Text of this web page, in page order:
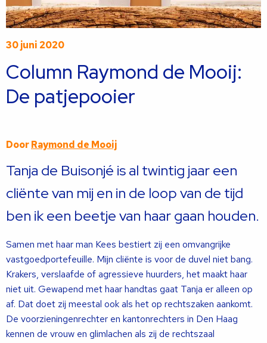
30 juni 2020
Column Raymond de Mooij:
De patjepooier
DoorRaymond de Mooij
Tanja de Buisonjé is al twintig jaar een
cliënte van mij en in de loop van de tijd
ben ik een beetje van haar gaan houden.
Samen met haar man Kees bestiert zij een omvangrijke
vastgoedportefeuille. Mijn cliënte is voor de duvel niet bang.
Krakers, verslaafde of agressieve huurders, het maakt haar
niet uit. Gewapend met haar handtas gaat Tanja er alleen op
af. Dat doet zij meestal ook als het op rechtszaken aankomt.
De voorzieningenrechter en kantonrechters in Den Haag
kennen de vrouw en glimlachen als zij de rechtszaal